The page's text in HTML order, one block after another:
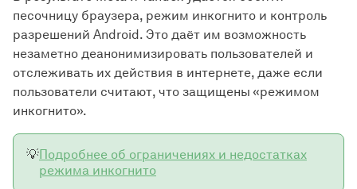
песочницу браузера, режим инкогнито и контроль
разрешений Android. Это даёт им возможность
незаметно деанонимизировать пользователей и
отслеживать их действия в интернете, даже если
пользователи считают, что защищены «режимом
инкогнито».
💡Подробнее об ограничениях и недостатках
режима инкогнито